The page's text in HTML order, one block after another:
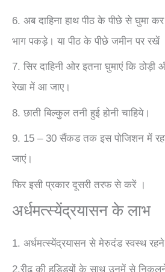
6. अब दाहिना हाथ पीठ के पीछे से घुमा
भाग पकड़े। या पीठ के पीछे जमीन पर रखें
7. सिर दाहिनी ओर इतना घुमाएं कि ठोड़ी
रेखा में आ जाए।
8. छाती बिल्‍कुल तनी हुई होनी चाहिये।
9. 15 – 30 सैंकड तक इस पोजिशन में
जाएं।
फिर इसी प्रकार दूसरी तरफ से करें ।
अर्धमत्स्येंद्रयासन के‬ ‪‎लाभ‬
1. अर्धमत्स्येंद्रयासन से मेरुदंड स्वस्थ रहने
2.रीढ़ की हड्डियों के साथ उनमें से निकलने